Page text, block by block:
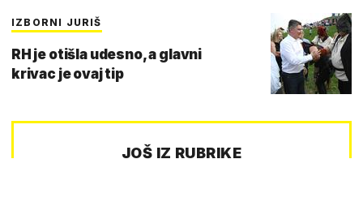
IZBORNI JURIŠ
RH je otišla udesno, a glavni
krivac je ovaj tip
JOŠ IZ RUBRIKE